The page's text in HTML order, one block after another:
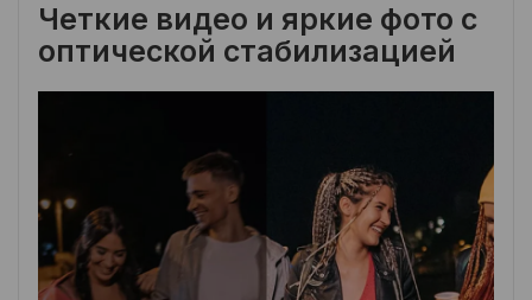
Четкие видео и яркие фото с
оптической стабилизацией